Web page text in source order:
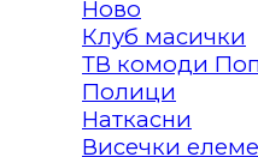
Клуб масички
ТВ комоди
Полици
Наткасни
Висечки